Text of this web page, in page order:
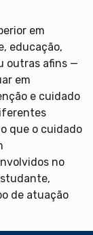
em
educação,
outras afins —
em
e cuidado
que o cuidado
no
de atuação